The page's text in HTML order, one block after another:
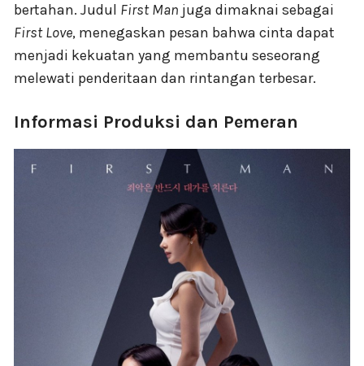
bertahan. Judul First Man juga dimaknai sebagai
First Love, menegaskan pesan bahwa cinta dapat
menjadi kekuatan yang membantu seseorang
melewati penderitaan dan rintangan terbesar.
Informasi Produksi dan Pemeran